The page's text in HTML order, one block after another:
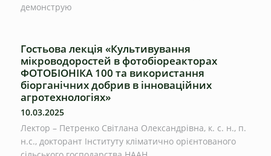
демонструю
Гостьова лекція «Культивування
мікроводоростей в фотобіореакторах
ФОТОБІОНІКА 100 та використання
біорганічних добрив в інноваційних
агротехнологіях»
10.03.2025
Лектор – Петренко Світлана Олександрівна, к. с. н., п.
н.с., докторант Інституту кліматично орієнтованого